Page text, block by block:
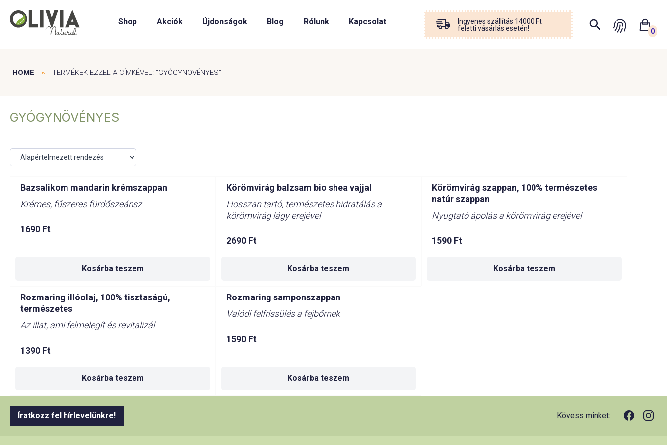
Shop Akciók Újdonságok Blog Rólunk Kapcsolat
Ingyenes szállítás 14000 Ft
feletti vásárlás esetén!
0
HOME » TERMÉKEK EZZEL A CÍMKÉVEL: “GYÓGYNÖVÉNYES”
GYÓGYNÖVÉNYES
Bazsalikom mandarin krémszappan
Krémes, fűszeres fürdőszeánsz
1690 Ft
Kosárba teszem
Körömvirág balzsam bio shea vajjal
Hosszan tartó, természetes hidratálás a
körömvirág lágy erejével
2690 Ft
Kosárba teszem
Körömvirág szappan, 100% természetes
natúr szappan
Nyugtató ápolás a körömvirág erejével
1590 Ft
Kosárba teszem
Rozmaring illóolaj, 100% tisztaságú,
természetes
Az illat, ami felmelegít és revitalizál
1390 Ft
Kosárba teszem
Rozmaring samponszappan
Valódi felfrissülés a fejbőrnek
1590 Ft
Kosárba teszem
Íratkozz fel hírlevelünkre! Kövess minket: